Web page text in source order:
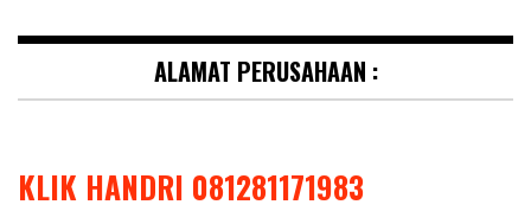
ALAMAT PERUSAHAAN :
KLIK HANDRI 081281171983